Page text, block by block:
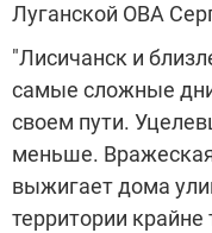
Луганской ОВА
"Лисичанск и
самые сложные
своем пути.
меньше.
выжигает дома
территории